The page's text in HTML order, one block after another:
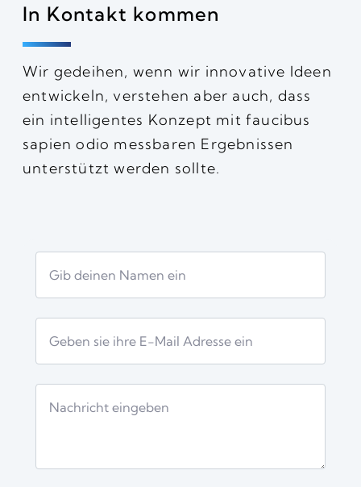
In Kontakt kommen
Wir gedeihen, wenn wir innovative Ideen
entwickeln, verstehen aber auch, dass
ein intelligentes Konzept mit faucibus
sapien odio messbaren Ergebnissen
unterstützt werden sollte.